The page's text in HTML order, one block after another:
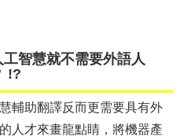
工智慧就不需要外語人
!?
輔助翻譯反而更需要具有外
人才來畫龍點睛，將機器產